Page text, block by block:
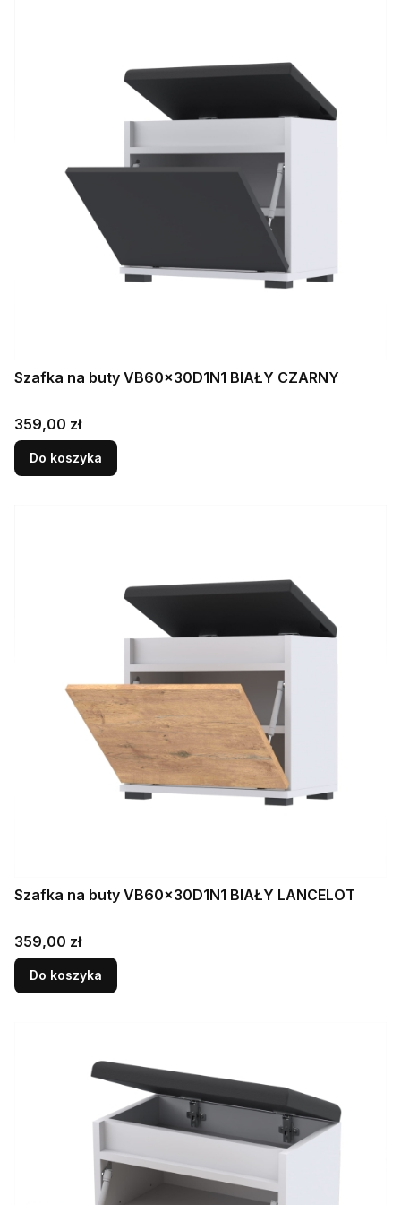
Szafka na buty VB60x30D1N1 BIAŁY CZARNY
Cena
359,00 zł
Do koszyka
Szafka na buty VB60x30D1N1 BIAŁY LANCELOT
Cena
359,00 zł
Do koszyka